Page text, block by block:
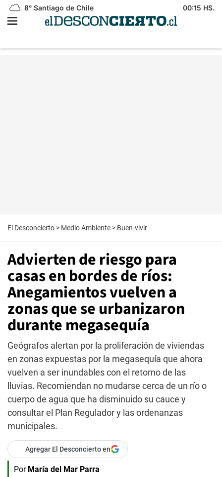
8° Santiago de Chile 00:15 HS.
El Desconcierto > Medio Ambiente > Buen-vivir
Advierten de riesgo para
casas en bordes de ríos:
Anegamientos vuelven a
zonas que se urbanizaron
durante megasequía
Geógrafos alertan por la proliferación de viviendas
en zonas expuestas por la megasequía que ahora
vuelven a ser inundables con el retorno de las
lluvias. Recomiendan no mudarse cerca de un río o
cuerpo de agua que ha disminuido su cauce y
consultar el Plan Regulador y las ordenanzas
municipales.
Agregar El Desconcierto en
Por María del Mar Parra